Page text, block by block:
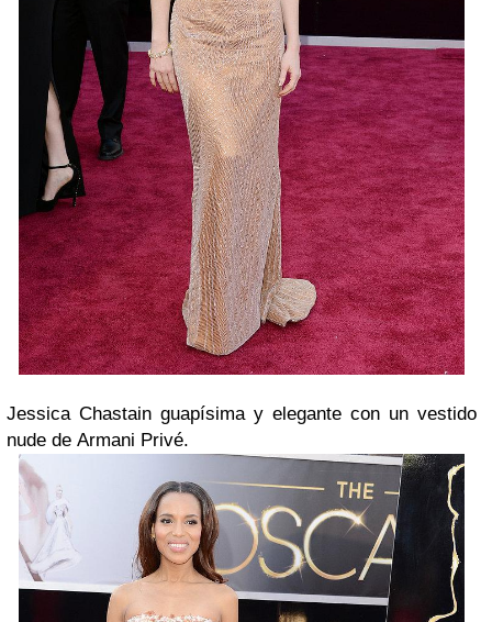
Jessica Chastain guapísima y elegante con un vestido
nude de Armani Privé.